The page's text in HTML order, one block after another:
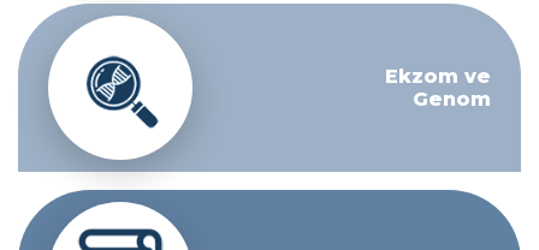
Ekzom ve
Genom